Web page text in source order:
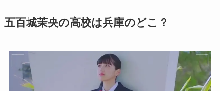
五百城茉央の高校は兵庫のどこ？